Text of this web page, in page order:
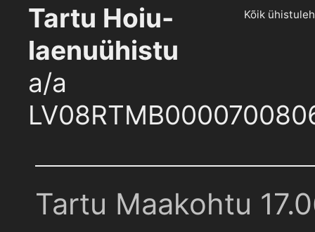
Tartu Hoiu-
laenuühistu
a/a
Kõik
Tartu Maakohtu